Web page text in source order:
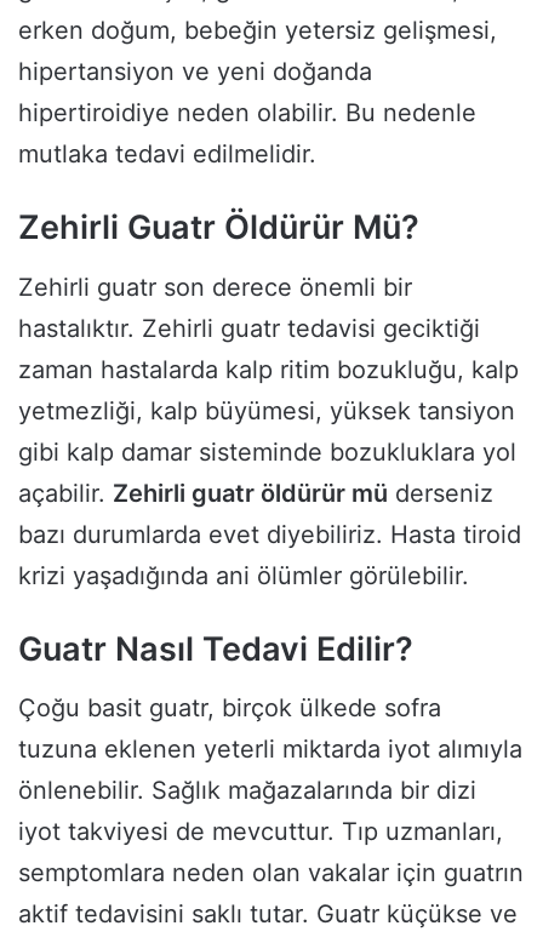
erken doğum, bebeğin yetersiz gelişmesi,
hipertansiyon ve yeni doğanda
hipertiroidiye neden olabilir. Bu nedenle
mutlaka tedavi edilmelidir.
Zehirli Guatr Öldürür Mü?
Zehirli guatr son derece önemli bir
hastalıktır. Zehirli guatr tedavisi geciktiği
zaman hastalarda kalp ritim bozukluğu, kalp
yetmezliği, kalp büyümesi, yüksek tansiyon
gibi kalp damar sisteminde bozukluklara yol
açabilir. Zehirli guatr öldürür mü derseniz
bazı durumlarda evet diyebiliriz. Hasta tiroid
krizi yaşadığında ani ölümler görülebilir.
Guatr Nasıl Tedavi Edilir?
Çoğu basit guatr, birçok ülkede sofra
tuzuna eklenen yeterli miktarda iyot alımıyla
önlenebilir. Sağlık mağazalarında bir dizi
iyot takviyesi de mevcuttur. Tıp uzmanları,
semptomlara neden olan vakalar için guatrın
aktif tedavisini saklı tutar. Guatr küçükse ve